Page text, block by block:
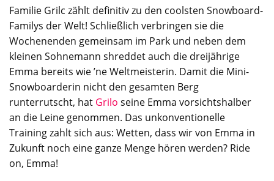
Familie Grilc zählt definitiv zu den coolsten Snowboard-
Familys der Welt! Schließlich verbringen sie die
Wochenenden gemeinsam im Park und neben dem
kleinen Sohnemann shreddet auch die dreijährige
Emma bereits wie ’ne Weltmeisterin. Damit die Mini-
Snowboarderin nicht den gesamten Berg
runterrutscht, hat Grilo seine Emma vorsichtshalber
an die Leine genommen. Das unkonventionelle
Training zahlt sich aus: Wetten, dass wir von Emma in
Zukunft noch eine ganze Menge hören werden? Ride
on, Emma!